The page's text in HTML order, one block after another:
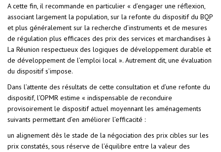
A cette fin, il recommande en particulier « d’engager une réflexion,
associant largement la population, sur la refonte du dispositif du BQP
et plus généralement sur la recherche d’instruments et de mesures
de régulation plus efficaces des prix des services et marchandises à
La Réunion respectueux des logiques de développement durable et
de développement de l’emploi local ». Autrement dit, une évaluation
du dispositif s’impose.
Dans l’attente des résultats de cette consultation et d’une refonte du
dispositif, l’OPMR estime « indispensable de reconduire
provisoirement le dispositif actuel moyennant les aménagements
suivants permettant d’en améliorer l’efficacité :
un alignement dès le stade de la négociation des prix cibles sur les
prix constatés, sous réserve de l’équilibre entre la valeur des